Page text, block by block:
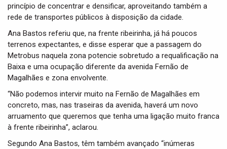
princípio de concentrar e densificar, aproveitando também a
rede de transportes públicos à disposição da cidade.
Ana Bastos referiu que, na frente ribeirinha, já há poucos
terrenos expectantes, e disse esperar que a passagem do
Metrobus naquela zona potencie sobretudo a requalificação na
Baixa e uma ocupação diferente da avenida Fernão de
Magalhães e zona envolvente.
“Não podemos intervir muito na Fernão de Magalhães em
concreto, mas, nas traseiras da avenida, haverá um novo
arruamento que queremos que tenha uma ligação muito franca
à frente ribeirinha”, aclarou.
Segundo Ana Bastos, têm também avançado “inúmeras